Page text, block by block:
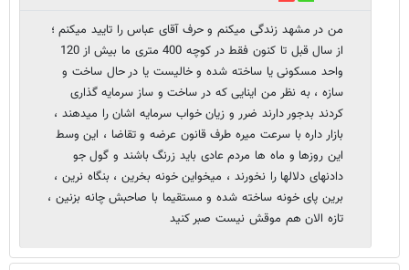
من در مشهد زندگی میکنم و حرف آقای عباس را تایید میکنم ؛
از سال قبل تا کنون فقط در کوچه 400 متری ما بیش از 120
واحد مسکونی یا ساخته شده و خالیست یا در حال ساخت و
سازه ، به نظر من اینایی که در ساخت و ساز سرمایه گذاری
کردند بدجور دارند ضرر و زیان خواب سرمایه اشان را میدهند ،
بازار داره با سرعت میره طرف قانون عرضه و تقاضا ، این وسط
این روزها و ماه ها مردم عادی باید زرنگ باشند و گول جو
دادنهای دلالها را نخورند ، میخواین خونه بخرین ، بنگاه نرین ،
برین پای خونه ساخته شده و مستقیما با صاحبش چانه بزنین ،
تازه الان هم موقش نیست صبر کنید